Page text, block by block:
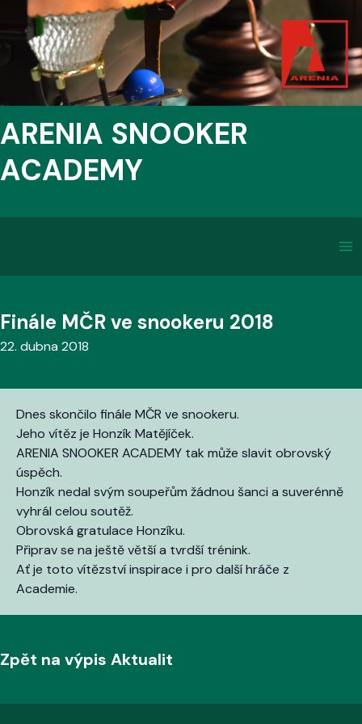
ARENIA SNOOKER
ACADEMY
Finále MČR ve snookeru 2018
22. dubna 2018
Dnes skončilo finále MČR ve snookeru.
Jeho vítěz je Honzík Matějíček.
ARENIA SNOOKER ACADEMY tak může slavit obrovský
úspěch.
Honzík nedal svým soupeřům žádnou šanci a suverénně
vyhrál celou soutěž.
Obrovská gratulace Honzíku.
Připrav se na ještě větší a tvrdší trénink.
Ať je toto vítězství inspirace i pro další hráče z
Academie.
Zpět na výpis Aktualit